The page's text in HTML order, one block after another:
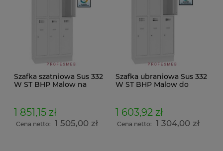
Szafka szatniowa Sus 332
W ST BHP Malow na
zestawie na cokole C 330
z daszek skośny wymiar
214x90x50cm
1 851,15 zł
Cena netto: 1 505,00 zł
Szafka ubraniowa Sus 332
W ST BHP Malow do
wymiary 194x90x50cm
1 603,92 zł
Cena netto: 1 304,00 zł